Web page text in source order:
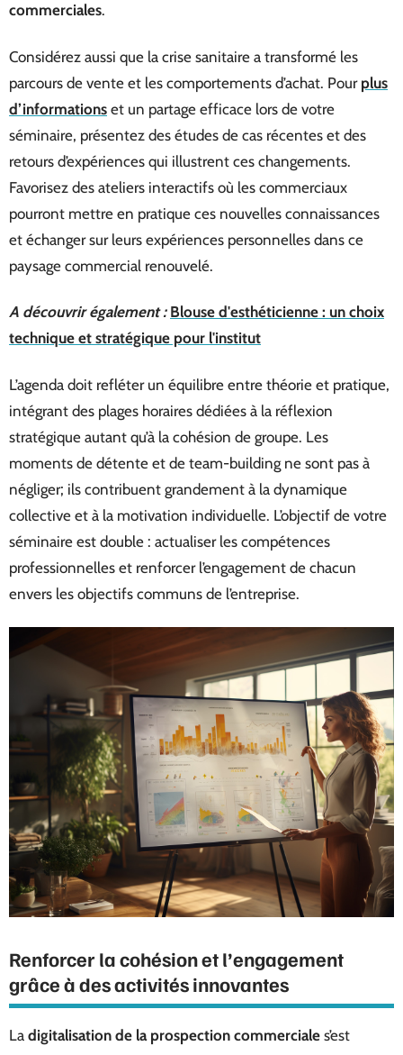
commerciales.
Considérez aussi que la crise sanitaire a transformé les
parcours de vente et les comportements d’achat. Pour plus
d’informations et un partage efficace lors de votre
séminaire, présentez des études de cas récentes et des
retours d’expériences qui illustrent ces changements.
Favorisez des ateliers interactifs où les commerciaux
pourront mettre en pratique ces nouvelles connaissances
et échanger sur leurs expériences personnelles dans ce
paysage commercial renouvelé.
A découvrir également : Blouse d'esthéticienne : un choix
technique et stratégique pour l'institut
L’agenda doit refléter un équilibre entre théorie et pratique,
intégrant des plages horaires dédiées à la réflexion
stratégique autant qu’à la cohésion de groupe. Les
moments de détente et de team-building ne sont pas à
négliger; ils contribuent grandement à la dynamique
collective et à la motivation individuelle. L’objectif de votre
séminaire est double : actualiser les compétences
professionnelles et renforcer l’engagement de chacun
envers les objectifs communs de l’entreprise.
Renforcer la cohésion et l’engagement
grâce à des activités innovantes
La digitalisation de la prospection commerciale s’est